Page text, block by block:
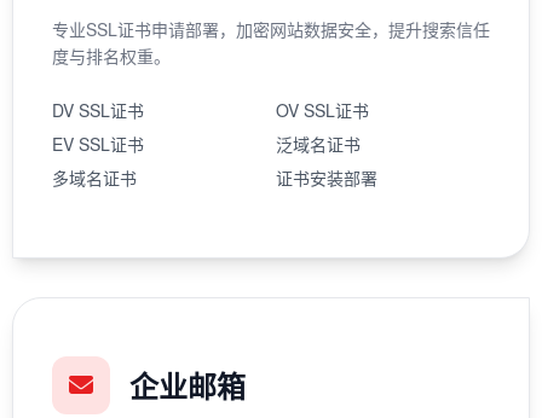
专业SSL证书申请部署，加密网站数据安全，提升搜索信任
度与排名权重。
DV SSL证书
OV SSL证书
EV SSL证书
泛域名证书
多域名证书
证书安装部署
企业邮箱